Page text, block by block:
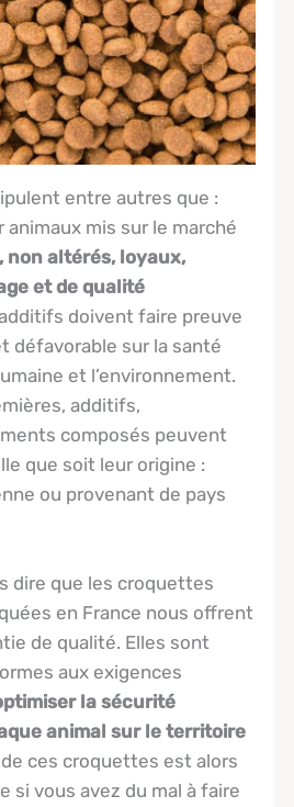
entre autres que :
mis sur le marché
non altérés, loyaux,
et de qualité
doivent faire preuve
défavorable sur la santé
et l’environnement.
additifs,
composés peuvent
que soit leur origine :
ou provenant de pays
dire que les croquettes
en France nous offrent
de qualité. Elles sont
aux exigences
la sécurité
animal sur le territoire
ces croquettes est alors
si vous avez du mal à faire